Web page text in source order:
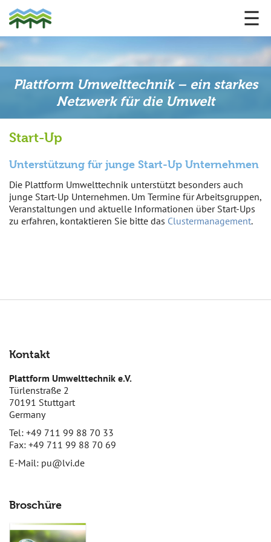
Plattform Umwelttechnik – ein starkes
Netzwerk für die Umwelt
Start-Up
Unterstützung für junge Start-Up Unternehmen
Die Plattform Umwelttechnik unterstützt besonders auch
junge Start-Up Unternehmen. Um Termine für Arbeitsgruppen,
Veranstaltungen und aktuelle Informationen über Start-Ups
zu erfahren, kontaktieren Sie bitte das Clustermanagement.
Kontakt
Plattform Umwelttechnik e.V.
Türlenstraße 2
70191 Stuttgart
Germany
Tel: +49 711 99 88 70 33
Fax: +49 711 99 88 70 69
E-Mail: pu@lvi.de
Broschüre